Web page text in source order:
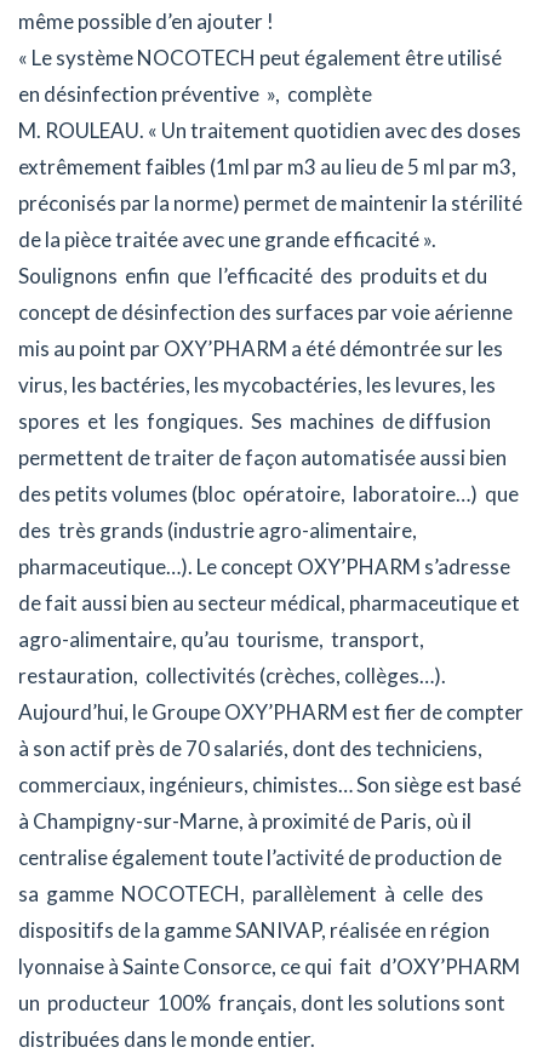
même possible d’en ajouter !
« Le système NOCOTECH peut également être utilisé
en désinfection préventive », complète
M. ROULEAU. « Un traitement quotidien avec des doses
extrêmement faibles (1ml par m3 au lieu de 5 ml par m3,
préconisés par la norme) permet de maintenir la stérilité
de la pièce traitée avec une grande efficacité ».
Soulignons enfin que l’efficacité des produits et du
concept de désinfection des surfaces par voie aérienne
mis au point par OXY’PHARM a été démontrée sur les
virus, les bactéries, les mycobactéries, les levures, les
spores et les fongiques. Ses machines de diffusion
permettent de traiter de façon automatisée aussi bien
des petits volumes (bloc opératoire, laboratoire…) que
des très grands (industrie agro-alimentaire,
pharmaceutique…). Le concept OXY’PHARM s’adresse
de fait aussi bien au secteur médical, pharmaceutique et
agro-alimentaire, qu’au tourisme, transport,
restauration, collectivités (crèches, collèges…).
Aujourd’hui, le Groupe OXY’PHARM est fier de compter
à son actif près de 70 salariés, dont des techniciens,
commerciaux, ingénieurs, chimistes… Son siège est basé
à Champigny-sur-Marne, à proximité de Paris, où il
centralise également toute l’activité de production de
sa gamme NOCOTECH, parallèlement à celle des
dispositifs de la gamme SANIVAP, réalisée en région
lyonnaise à Sainte Consorce, ce qui fait d’OXY’PHARM
un producteur 100% français, dont les solutions sont
distribuées dans le monde entier.